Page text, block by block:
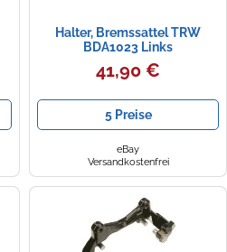
Halter, Bremssattel TRW
BDA1023 Links
41,90 €
5 Preise
eBay
Versandkostenfrei